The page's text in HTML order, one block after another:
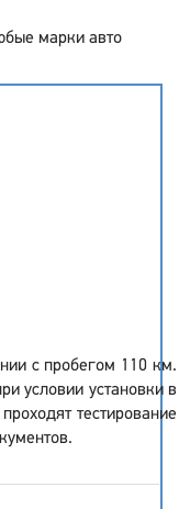
марки авто
с пробегом 110 км.
условии установки в
тестирование